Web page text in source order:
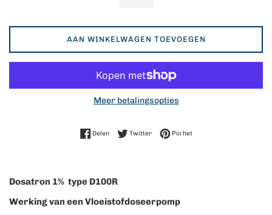
AAN WINKELWAGEN TOEVOEGEN
Meer betalingsopties
DelenDelen op Facebook
TwitterTwitteren op Twitter
Pin hetPinnen op Pinterest
Dosatron 1% type D100R
Werking van een Vloeistofdoseerpomp